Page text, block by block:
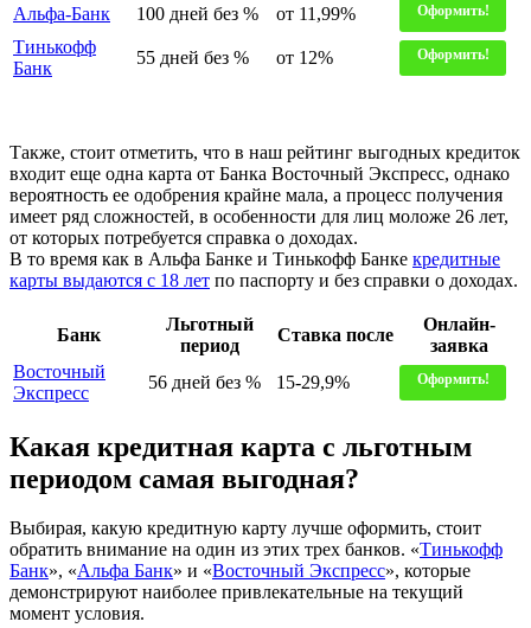
Альфа-Банк
100 дней без % от 11,99% Оформить!
Тинькофф
Банк
55 дней без % от 12% Оформить!
Также, стоит отметить, что в наш рейтинг выгодных кредиток
входит еще одна карта от Банка Восточный Экспресс, однако
вероятность ее одобрения крайне мала, а процесс получения
имеет ряд сложностей, в особенности для лиц моложе 26 лет,
от которых потребуется справка о доходах.
В то время как в Альфа Банке и Тинькофф Банке кредитные
карты выдаются с 18 лет по паспорту и без справки о доходах.
Банк
Льготный
период
Ставка после
Онлайн-
заявка
Восточный
Экспресс
56 дней без % 15-29,9% Оформить!
Какая кредитная карта с льготным
периодом самая выгодная?
Выбирая, какую кредитную карту лучше оформить, стоит
обратить внимание на один из этих трех банков. «Тинькофф
Банк», «Альфа Банк» и «Восточный Экспресс», которые
демонстрируют наиболее привлекательные на текущий
момент условия.